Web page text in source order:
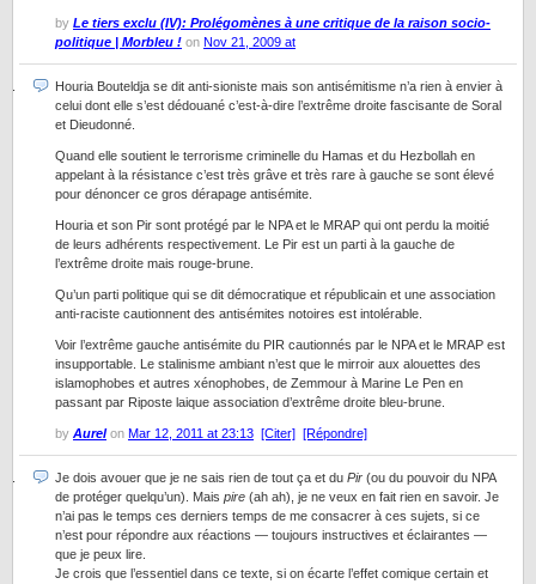
by Le tiers exclu (IV): Prolégomènes à une critique de la raison socio-
politique | Morbleu ! on Nov 21, 2009 at
Houria Bouteldja se dit anti-sioniste mais son antisémitisme n’a rien à envier à
celui dont elle s’est dédouané c’est-à-dire l’extrême droite fascisante de Soral
et Dieudonné.
Quand elle soutient le terrorisme criminelle du Hamas et du Hezbollah en
appelant à la résistance c’est très grâve et très rare à gauche se sont élevé
pour dénoncer ce gros dérapage antisémite.
Houria et son Pir sont protégé par le NPA et le MRAP qui ont perdu la moitié
de leurs adhérents respectivement. Le Pir est un parti à la gauche de
l’extrême droite mais rouge-brune.
Qu’un parti politique qui se dit démocratique et républicain et une association
anti-raciste cautionnent des antisémites notoires est intolérable.
Voir l’extrême gauche antisémite du PIR cautionnés par le NPA et le MRAP est
insupportable. Le stalinisme ambiant n’est que le mirroir aux alouettes des
islamophobes et autres xénophobes, de Zemmour à Marine Le Pen en
passant par Riposte laique association d’extrême droite bleu-brune.
by Aurelon Mar 12, 2011 at 23:13 [Citer] [Répondre]
Je dois avouer que je ne sais rien de tout ça et du Pir (ou du pouvoir du NPA
de protéger quelqu’un). Mais pire (ah ah), je ne veux en fait rien en savoir. Je
n’ai pas le temps ces derniers temps de me consacrer à ces sujets, si ce
n’est pour répondre aux réactions — toujours instructives et éclairantes —
que je peux lire.
Je crois que l’essentiel dans ce texte, si on écarte l’effet comique certain et